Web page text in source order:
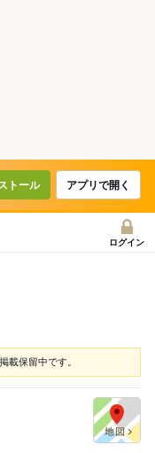
トール アプリで開く
ログイン
載保留中です。